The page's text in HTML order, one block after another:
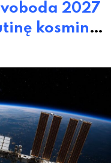
2027
kosminę